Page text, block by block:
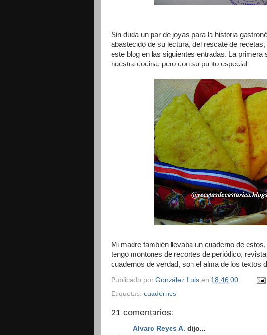
Sin duda un par de joyas para la historia
abastecido de su lectura, del rescate de
este blog en las siguientes entradas. La
nuestra cocina, pero con su punto especial.
Mi madre también llevaba un cuaderno de
tengo montones de recortes de periódico,
cuadernos de verdad, son el alma de los textos
Publicado por González Luis en 18:46:00
Etiquetas: cuadernos
21 comentarios:
Alvaro Reyes A. dijo...